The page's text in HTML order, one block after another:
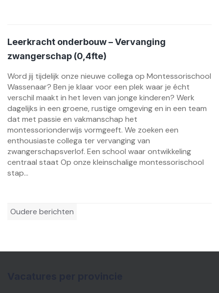
Leerkracht onderbouw – Vervanging
zwangerschap (0,4fte)
Word jij tijdelijk onze nieuwe collega op Montessorischool
Wassenaar? Ben je klaar voor een plek waar je écht
verschil maakt in het leven van jonge kinderen? Werk
dagelijks in een groene, rustige omgeving en in een team
dat met passie en vakmanschap het
montessorionderwijs vormgeeft. We zoeken een
enthousiaste collega ter vervanging van
zwangerschapsverlof. Een school waar ontwikkeling
centraal staat Op onze kleinschalige montessorischool
stap...
Berichtennavigatie
Oudere berichten